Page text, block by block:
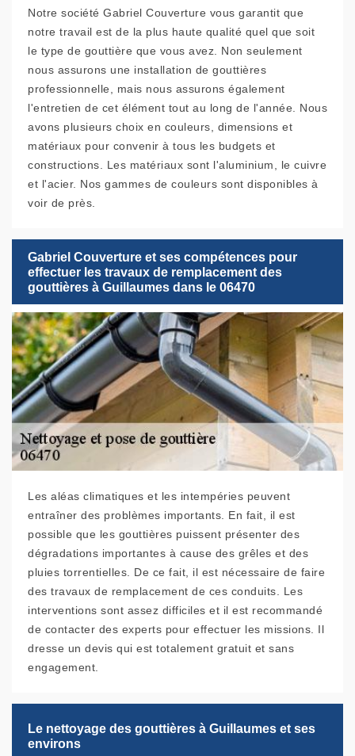
Notre société Gabriel Couverture vous garantit que
notre travail est de la plus haute qualité quel que soit
le type de gouttière que vous avez. Non seulement
nous assurons une installation de gouttières
professionnelle, mais nous assurons également
l'entretien de cet élément tout au long de l'année. Nous
avons plusieurs choix en couleurs, dimensions et
matériaux pour convenir à tous les budgets et
constructions. Les matériaux sont l'aluminium, le cuivre
et l'acier. Nos gammes de couleurs sont disponibles à
voir de près.
Gabriel Couverture et ses compétences pour
effectuer les travaux de remplacement des
gouttières à Guillaumes dans le 06470
Les aléas climatiques et les intempéries peuvent
entraîner des problèmes importants. En fait, il est
possible que les gouttières puissent présenter des
dégradations importantes à cause des grêles et des
pluies torrentielles. De ce fait, il est nécessaire de faire
des travaux de remplacement de ces conduits. Les
interventions sont assez difficiles et il est recommandé
de contacter des experts pour effectuer les missions. Il
dresse un devis qui est totalement gratuit et sans
engagement.
Le nettoyage des gouttières à Guillaumes et ses
environs